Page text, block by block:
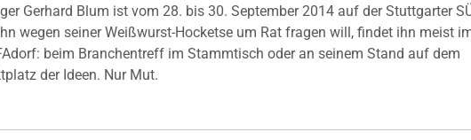
Gerhard Blum ist vom 28. bis 30. September 2014 auf der Stuttgarter
wegen seiner Weißwurst-Hocketse um Rat fragen will, findet ihn meist
beim Branchentreff im Stammtisch oder an seinem Stand auf dem
der Ideen. Nur Mut.